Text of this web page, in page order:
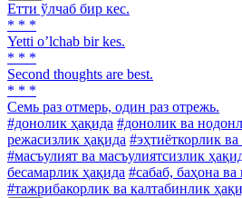
Етти ўлчаб бир кес.
* * *
Yetti oʼlchab bir kes.
* * *
Second thoughts are best.
* * *
Семь раз отмерь, один раз отрежь.
#донолик ҳақида #донолик ва
режасизлик ҳақида #эҳтиёткорлик
#масъулият ва масъулиятсизлик
бесамарлик ҳақида #сабаб, баҳона
#тажрибакорлик ва калтабинлик